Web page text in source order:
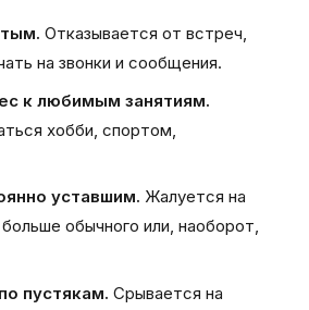
Отказывается от встреч,
на звонки и сообщения.
к любимым занятиям.
хобби, спортом,
уставшим. Жалуется на
обычного или, наоборот,
пустякам. Срывается на